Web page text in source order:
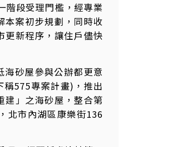
階段受理門檻，經專業
案初步規劃，同時收
更新程序，讓住戶儘快
砂屋參與公辦都更意
575專案計畫)，推出
建」之海砂屋，整合第
北市內湖區康樂街136